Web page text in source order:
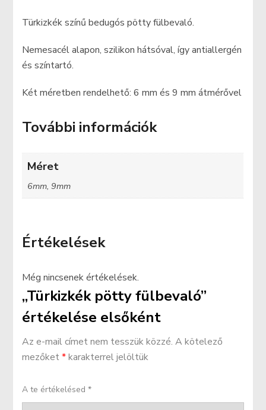
Türkizkék színű bedugós pötty fülbevaló.
Nemesacél alapon, szilikon hátsóval, így antiallergén
és színtartó.
Két méretben rendelhető: 6 mm és 9 mm átmérővel
További információk
Méret
6mm, 9mm
Értékelések
Még nincsenek értékelések.
„Türkizkék pötty fülbevaló”
értékelése elsőként
Az e-mail címet nem tesszük közzé. A kötelező
mezőket*karakterrel jelöltük
A te értékelésed*